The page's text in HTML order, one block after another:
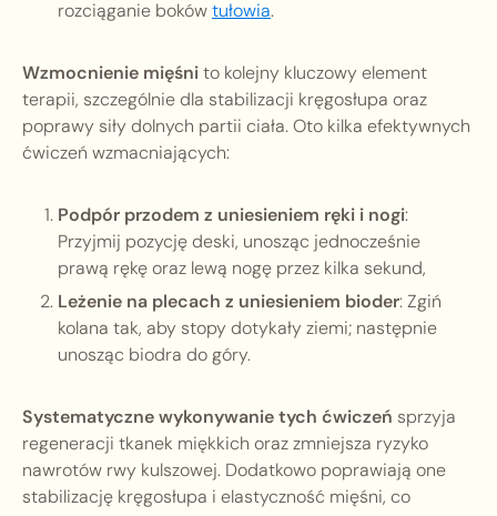
rozciąganie bokówtułowia.
Wzmocnienie mięśnito kolejny kluczowy element
terapii, szczególnie dla stabilizacji kręgosłupa oraz
poprawy siły dolnych partii ciała. Oto kilka efektywnych
ćwiczeń wzmacniających:
Podpór przodem z uniesieniem ręki i nogi:
Przyjmij pozycję deski, unosząc jednocześnie
prawą rękę oraz lewą nogę przez kilka sekund,
Leżenie na plecach z uniesieniem bioder: Zgiń
kolana tak, aby stopy dotykały ziemi; następnie
unosząc biodra do góry.
Systematyczne wykonywanie tych ćwiczeń sprzyja
regeneracji tkanek miękkich oraz zmniejsza ryzyko
nawrotów rwy kulszowej. Dodatkowo poprawiają one
stabilizację kręgosłupa i elastyczność mięśni, co